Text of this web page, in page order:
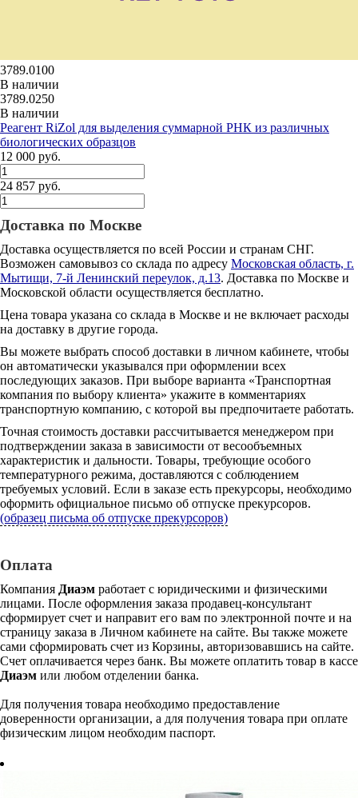
3789.0100
В наличии
3789.0250
В наличии
Реагент RiZol для выделения суммарной РНК из различных
биологических образцов
12 000 руб.
24 857 руб.
Доставка по Москве
Доставка осуществляется по всей России и странам СНГ.
Возможен самовывоз со склада по адресу Московская область, г.
Мытищи, 7-й Ленинский переулок, д.13. Доставка по Москве и
Московской области осуществляется бесплатно.
Цена товара указана со склада в Москве и не включает расходы
на доставку в другие города.
Вы можете выбрать способ доставки в личном кабинете, чтобы
он автоматически указывался при оформлении всех
последующих заказов. При выборе варианта «Транспортная
компания по выбору клиента» укажите в комментариях
транспортную компанию, с которой вы предпочитаете работать.
Точная стоимость доставки рассчитывается менеджером при
подтверждении заказа в зависимости от весообъемных
характеристик и дальности. Товары, требующие особого
температурного режима, доставляются с соблюдением
требуемых условий. Если в заказе есть прекурсоры, необходимо
оформить официальное письмо об отпуске прекурсоров.
(образец письма об отпуске прекурсоров)
Оплата
Компания Диаэм работает с юридическими и физическими
лицами. После оформления заказа продавец-консультант
сформирует счет и направит его вам по электронной почте и на
страницу заказа в Личном кабинете на сайте. Вы также можете
сами сформировать счет из Корзины, авторизовавшись на сайте.
Счет оплачивается через банк. Вы можете оплатить товар в кассе
Диаэм или любом отделении банка.
Для получения товара необходимо предоставление
доверенности организации, а для получения товара при оплате
физическим лицом необходим паспорт.